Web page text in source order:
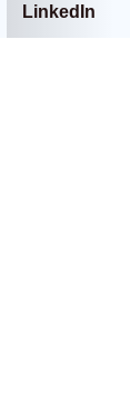
LinkedIn